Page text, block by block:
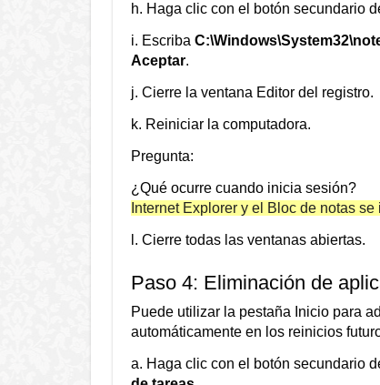
h. Haga clic con el botón secundario
i. Escriba
Aceptar.
j. Cierre la ventana Editor del registro.
k. Reiniciar la computadora.
Pregunta:
¿Qué ocurre cuando inicia sesión?
Internet Explorer y el Bloc de notas
l. Cierre todas las ventanas abiertas.
Paso 4: Eliminación de
Puede utilizar la pestaña Inicio para
automáticamente en los reinicios
a. Haga clic con el botón secundario